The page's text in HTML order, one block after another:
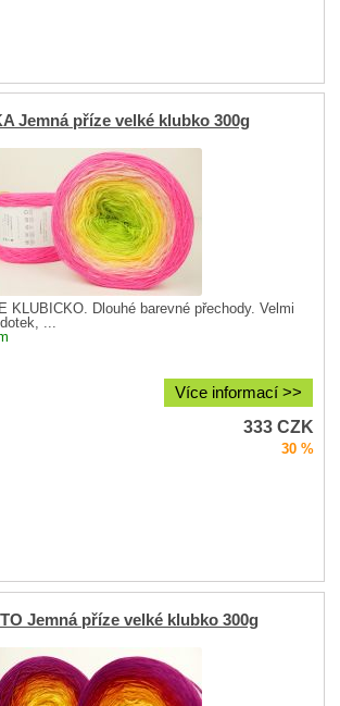
Jemná příze velké klubko 300g
KLUBÍČKO. Dlouhé barevné přechody. Velmi
...
Více informací >>
333CZK
30 %
Jemná příze velké klubko 300g